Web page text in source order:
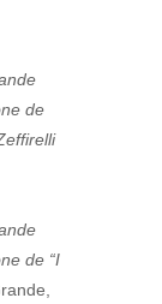
de
de “I